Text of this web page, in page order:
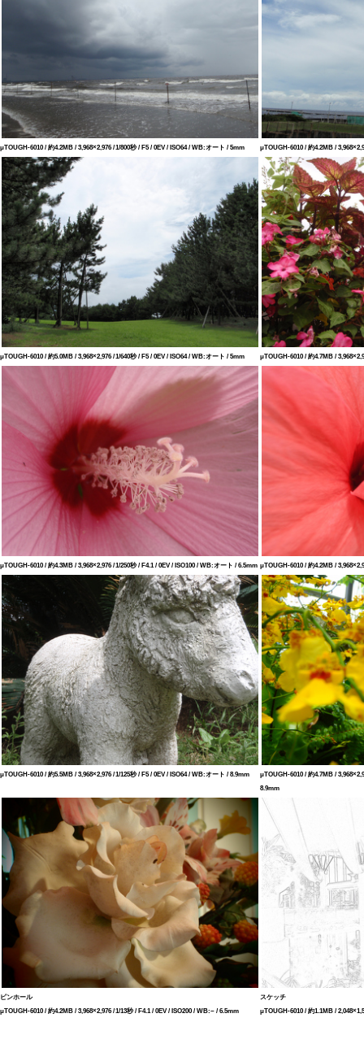
μTOUGH-6010 / 約4.2MB / 3,968×2,976 / 1/800秒 / F5 / 0EV / ISO64 / WB:オート / 5mm μTOUGH-6010 / 約4.2MB /
μTOUGH-6010 / 約5.0MB / 3,968×2,976 / 1/640秒 / F5 / 0EV / ISO64 / WB:オート / 5mm μTOUGH-6010 / 約4.7MB /
μTOUGH-6010 / 約4.3MB / 3,968×2,976 / 1/250秒 / F4.1 / 0EV / ISO100 / WB:オート / 6.5mm μTOUGH-6010 / 約4.2MB /
μTOUGH-6010 / 約5.5MB / 3,968×2,976 / 1/125秒 / F5 / 0EV / ISO64 / WB:オート / 8.9mm
μTOUGH-6010 / 約4.7MB /
8.9mm
ピンホール
μTOUGH-6010 / 約4.2MB / 3,968×2,976 / 1/13秒 / F4.1 / 0EV / ISO200 / WB:− / 6.5mm
スケッチ
μTOUGH-6010 / 約1.1MB /